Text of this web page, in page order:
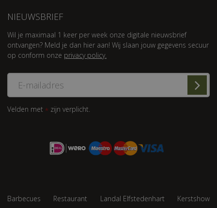
NIEUWSBRIEF
Wil je maximaal 1 keer per week onze digitale nieuwsbrief
ontvangen? Meld je dan hier aan! Wij slaan jouw gegevens secuur
op conform onze privacy policy.
Velden met * zijn verplicht.
Barbecues Restaurant Landal Elfstedenhart Kerstshow